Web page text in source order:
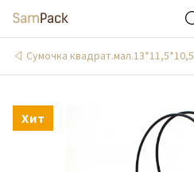
Сумочка квадрат.мал.13*11,5*10,5
Хит